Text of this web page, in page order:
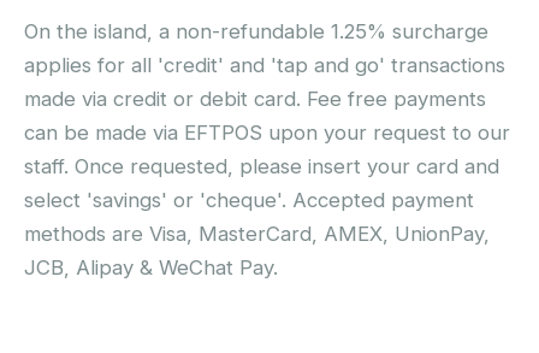
On the island, a non-refundable 1.25% surcharge
applies for all 'credit' and 'tap and go' transactions
made via credit or debit card. Fee free payments
can be made via EFTPOS upon your request to our
staff. Once requested, please insert your card and
select 'savings' or 'cheque'. Accepted payment
methods are Visa, MasterCard, AMEX, UnionPay,
JCB, Alipay & WeChat Pay.